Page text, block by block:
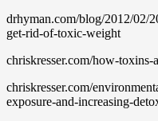
drhyman.com/blog/2012/02/
get-rid-of-toxic-weight
chriskresser.com/how-
chriskresser.com/
exposure-and-increasing-